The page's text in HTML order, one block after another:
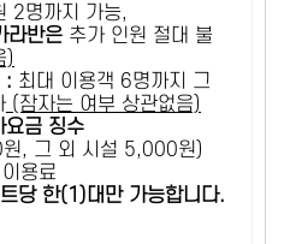
2명까지 가능,
은 추가 인원 절대 불
)
: ​최대 이용객 6명까지 그
(잠자는 여부 상관없음)
요금 징수
, 그 외 시설 5,000원)
용료
당 한(1)대만 가능합니다.